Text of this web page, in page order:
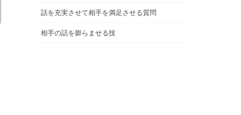
話を充実させて相手を満足させる質問
相手の話を膨らませる技